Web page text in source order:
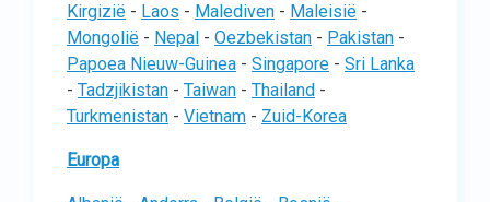
Kirgizië - Laos - Malediven - Maleisië -
Mongolië - Nepal - Oezbekistan - Pakistan -
Papoea Nieuw-Guinea - Singapore - Sri Lanka
- Tadzjikistan - Taiwan - Thailand -
Turkmenistan - Vietnam - Zuid-Korea
Europa